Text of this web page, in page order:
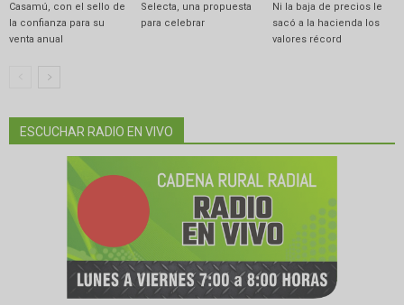
Casamú, con el sello de
la confianza para su
venta anual
Selecta, una propuesta
para celebrar
Ni la baja de precios le
sacó a la hacienda los
valores récord
ESCUCHAR RADIO EN VIVO